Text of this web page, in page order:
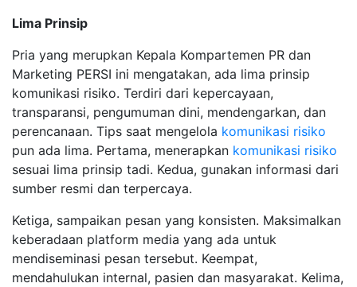
Lima Prinsip
Pria yang merupkan Kepala Kompartemen PR dan
Marketing PERSI ini mengatakan, ada lima prinsip
komunikasi risiko. Terdiri dari kepercayaan,
transparansi, pengumuman dini, mendengarkan, dan
perencanaan. Tips saat mengelola komunikasi risiko
pun ada lima. Pertama, menerapkan komunikasi risiko
sesuai lima prinsip tadi. Kedua, gunakan informasi dari
sumber resmi dan terpercaya.
Ketiga, sampaikan pesan yang konsisten. Maksimalkan
keberadaan platform media yang ada untuk
mendiseminasi pesan tersebut. Keempat,
mendahulukan internal, pasien dan masyarakat. Kelima,